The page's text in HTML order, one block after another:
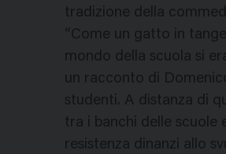
tradizione della
“Come un gatto in
mondo della scuola si
un racconto di
studenti. A distanza di
tra i banchi delle scuole
resistenza dinanzi allo